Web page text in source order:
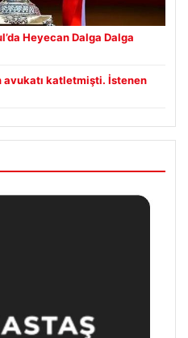
Heyecan Dalga Dalga
avukatı katletmişti. İstenen